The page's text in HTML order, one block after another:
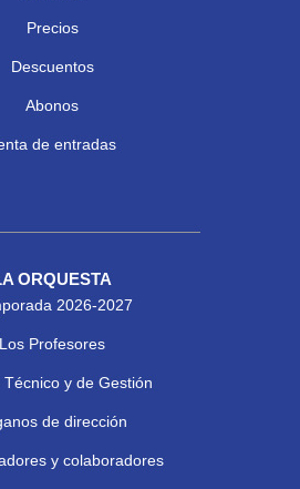
Precios
Descuentos
Abonos
de entradas
ORQUESTA
2026-2027
Los Profesores
Técnico y de Gestión
de dirección
y colaboradores